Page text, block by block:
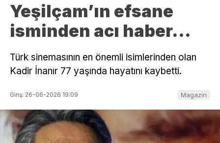
Yeşilçam’ın efsane
isminden acı haber…
Türk sinemasının en önemli isimlerinden olan
Kadir İnanır 77 yaşında hayatını kaybetti.
Giriş: 26-06-2026 19:09 Magazin